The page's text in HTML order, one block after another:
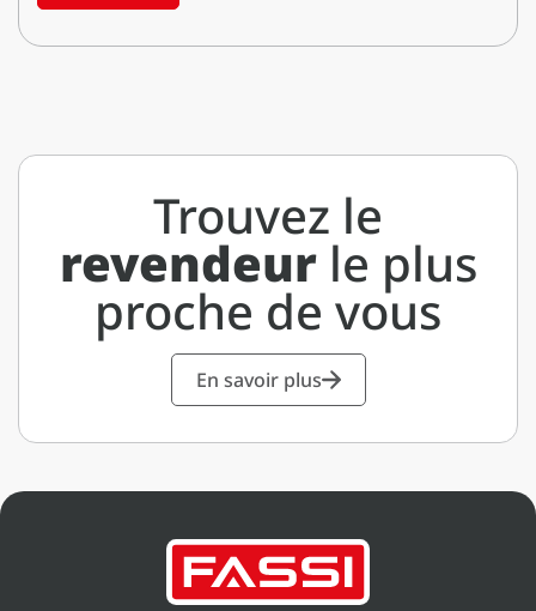
Trouvez le
revendeurle plus
proche de vous
En savoir plus